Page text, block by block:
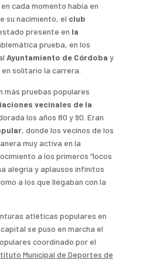
cada momento había en
su nacimiento, el club
presente en la
prueba, en los
Ayuntamiento de Córdoba y
solitario la carrera.
más pruebas populares
vecinales de la
los años 80 y 90. Eran
, donde los vecinos de los
muy activa en la
a los primeros “locos
alegría y aplausos infinitos
a los que llegaban con la
atléticas populares en
se puso en marcha el
coordinado por el
Municipal de Deportes de